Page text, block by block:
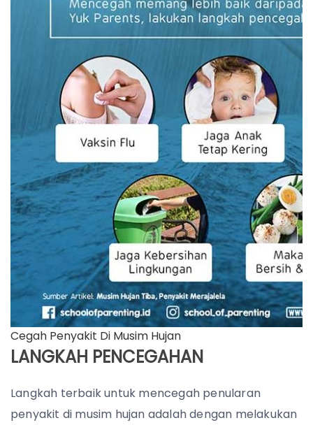
Cegah Penyakit Di Musim Hujan
LANGKAH PENCEGAHAN
Langkah terbaik untuk mencegah penularan
penyakit di musim hujan adalah dengan melakukan